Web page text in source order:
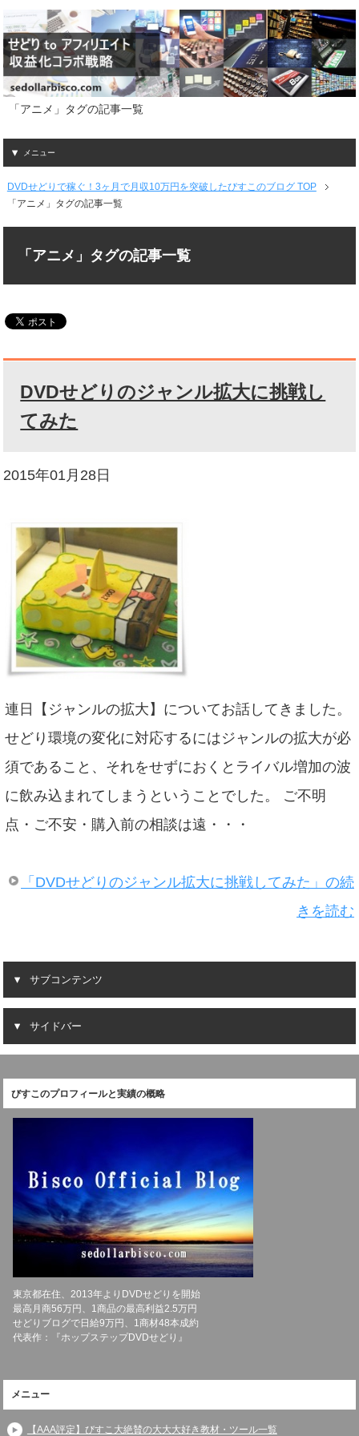
「アニメ」タグの記事一覧
メニュー
DVDせどりで稼ぐ！3ヶ月で月収10万円を突破したびすこのブログ TOP
「アニメ」タグの記事一覧
「アニメ」タグの記事一覧
DVDせどりのジャンル拡大に挑戦し
てみた
2015年01月28日
連日【ジャンルの拡大】についてお話してきました。
せどり環境の変化に対応するにはジャンルの拡大が必
須であること、それをせずにおくとライバル増加の波
に飲み込まれてしまうということでした。 ご不明
点・ご不安・購入前の相談は遠・・・
「DVDせどりのジャンル拡大に挑戦してみた」の続
きを読む
サブコンテンツ
サイドバー
びすこのプロフィールと実績の概略
東京都在住、2013年よりDVDせどりを開始
最高月商56万円、1商品の最高利益2.5万円
せどりブログで日給9万円、1商材48本成約
代表作：『ホップステップDVDせどり』
メニュー
【AAA評定】びすこ大絶賛の大大大好き教材・ツール一覧